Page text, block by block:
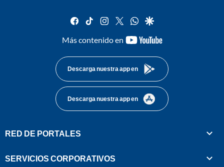
facebook
tiktok instagram
twitterwhatsapp
google
Más contenido en
youtube-
Descarga nuestra app en
Descarga nuestra app en
RED DE PORTALES
SERVICIOS CORPORATIVOS